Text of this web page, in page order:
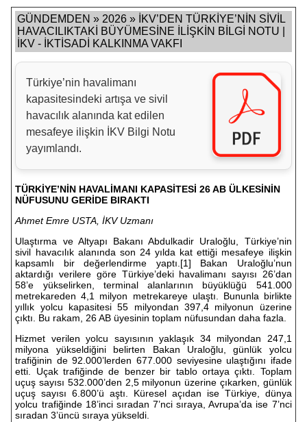
GÜNDEMDEN » 2026 » İKV’DEN TÜRKİYE’NİN SİVİL
HAVACILIKTAKİ BÜYÜMESİNE İLİŞKİN BİLGİ NOTU |
İKV - İKTİSADİ KALKINMA VAKFI
Türkiye’nin havalimanı
kapasitesindeki artışa ve sivil
havacılık alanında kat edilen
mesafeye ilişkin İKV Bilgi Notu
yayımlandı.
TÜRKİYE’NİN HAVALİMANI KAPASİTESİ 26 AB ÜLKESİNİN
NÜFUSUNU GERİDE BIRAKTI
Ahmet Emre USTA, İKV Uzmanı
Ulaştırma ve Altyapı Bakanı Abdulkadir Uraloğlu, Türkiye’nin
sivil havacılık alanında son 24 yılda kat ettiği mesafeye ilişkin
kapsamlı bir değerlendirme yaptı. [1] Bakan Uraloğlu’nun
aktardığı verilere göre Türkiye’deki havalimanı sayısı 26’dan
58’e yükselirken, terminal alanlarının büyüklüğü 541.000
metrekareden 4,1 milyon metrekareye ulaştı. Bununla birlikte
yıllık yolcu kapasitesi 55 milyondan 397,4 milyonun üzerine
çıktı. Bu rakam, 26 AB üyesinin toplam nüfusundan daha fazla.
Hizmet verilen yolcu sayısının yaklaşık 34 milyondan 247,1
milyona yükseldiğini belirten Bakan Uraloğlu, günlük yolcu
trafiğinin de 92.000’lerden 677.000 seviyesine ulaştığını ifade
etti. Uçak trafiğinde de benzer bir tablo ortaya çıktı. Toplam
uçuş sayısı 532.000’den 2,5 milyonun üzerine çıkarken, günlük
uçuş sayısı 6.800’ü aştı. Küresel açıdan ise Türkiye, dünya
yolcu trafiğinde 18’inci sıradan 7’nci sıraya, Avrupa’da ise 7’nci
sıradan 3’üncü sıraya yükseldi.